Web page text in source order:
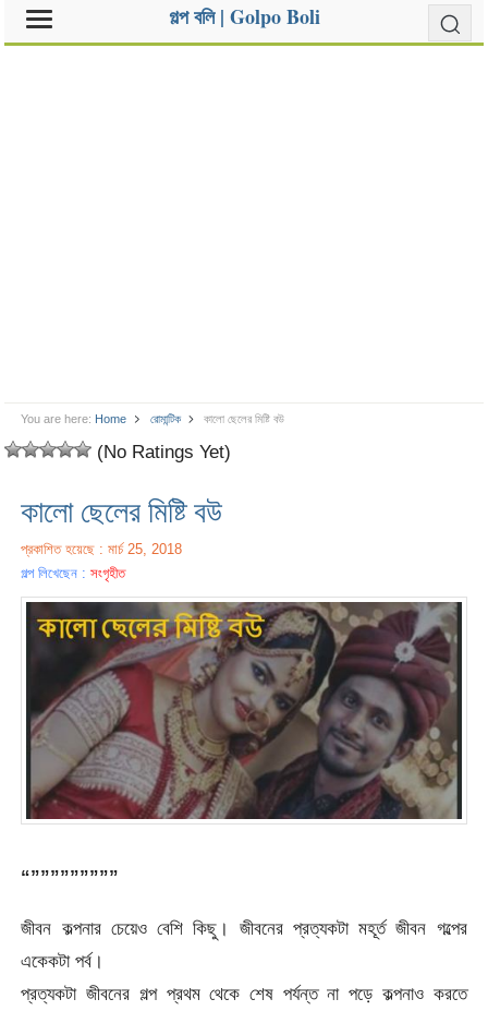
গল্প বলি | Golpo Boli
You are here: Home রোমান্টিক কালো ছেলের মিষ্টি বউ
(No Ratings Yet)
কালো ছেলের মিষ্টি বউ
প্রকাশিত হয়েছে : মার্চ 25, 2018
গল্প লিখেছেন :সংগৃহীত
“”””””””””
জীবন কল্পনার চেয়েও বেশি কিছু। জীবনের প্রত্যকটা মহূর্ত জীবন গল্পের
একেকটা পর্ব।
প্রত্যকটা জীবনের গল্প প্রথম থেকে শেষ পর্যন্ত না পড়ে কল্পনাও করতে